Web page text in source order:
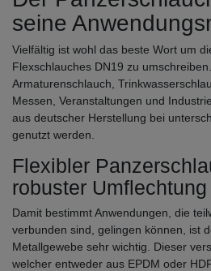
seine
Vielfältig ist wohl das beste Wort um
Flexschlauches DN19 zu
Armaturenschlauch,
Messen, Veranstaltungen und
aus deutscher Herstellung bei
genutzt werden.
Flexibler
robuster Umflechtung
Damit bestimmt Anwendungen, die
verbunden sind, gelingen können, ist
Metallgewebe sehr wichtig. Dieser
welcher entweder aus EPDM oder